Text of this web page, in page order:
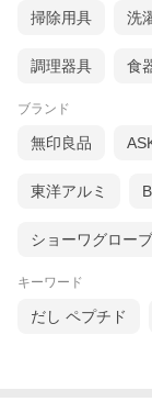
掃除用具 洗
調理器具 食
ブランド
無印良品
東洋アルミ
ショーワグローブ
キーワード
だし ペプチド